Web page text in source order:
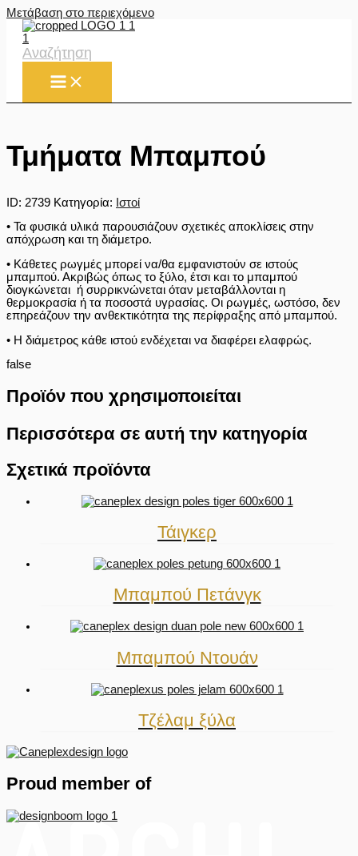
Μετάβαση στο περιεχόμενο
Αναζήτηση
Τμήματα Μπαμπού
ID: 2739 Κατηγορία: Ιστοί
• Τα φυσικά υλικά παρουσιάζουν σχετικές αποκλίσεις στην
απόχρωση και τη διάμετρο.
• Κάθετες ρωγμές μπορεί να/θα εμφανιστούν σε ιστούς
μπαμπού. Ακριβώς όπως το ξύλο, έτσι και το μπαμπού
διογκώνεται ή συρρικνώνεται όταν μεταβάλλονται η
θερμοκρασία ή τα ποσοστά υγρασίας. Οι ρωγμές, ωστόσο, δεν
επηρεάζουν την ανθεκτικότητα της περίφραξης από μπαμπού.
• Η διάμετρος κάθε ιστού ενδέχεται να διαφέρει ελαφρώς.
false
Προϊόν που χρησιμοποιείται
Περισσότερα σε αυτή την κατηγορία
Σχετικά προϊόντα
Τάιγκερ
Μπαμπού Πετάνγκ
Μπαμπού Ντουάν
Τζέλαμ ξύλα
Proud member of